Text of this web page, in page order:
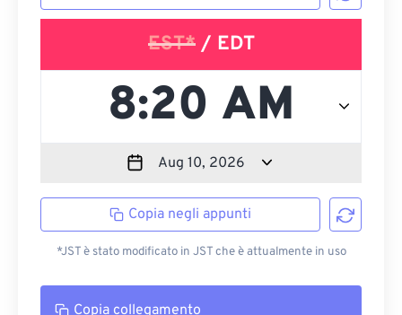
EST*/ EDT
Copia negli appunti
*JST è stato modificato in JST che è attualmente in uso
Copia collegamento